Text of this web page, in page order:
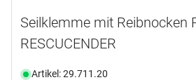
Seilklemme mit Reibnocken
RESCUCENDER
Artikel: 29.711.20